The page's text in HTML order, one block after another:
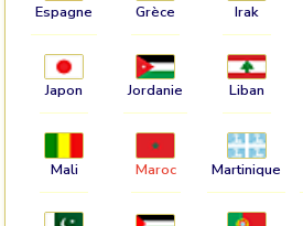
Espagne Grèce Irak
Japon Jordanie Liban
Mali Maroc Martinique